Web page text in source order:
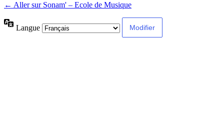
← Aller sur Sonam' – Ecole de Musique
Langue